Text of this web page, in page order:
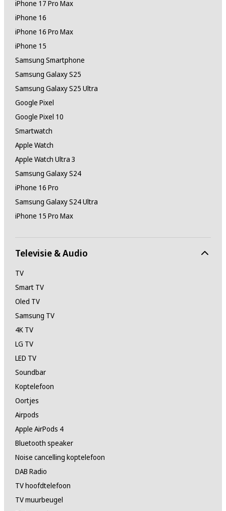
iPhone 17 Pro Max
iPhone 16
iPhone 16 Pro Max
iPhone 15
Samsung Smartphone
Samsung Galaxy S25
Samsung Galaxy S25 Ultra
Google Pixel
Google Pixel 10
Smartwatch
Apple Watch
Apple Watch Ultra 3
Samsung Galaxy S24
iPhone 16 Pro
Samsung Galaxy S24 Ultra
iPhone 15 Pro Max
Televisie & Audio
TV
Smart TV
Oled TV
Samsung TV
4K TV
LG TV
LED TV
Soundbar
Koptelefoon
Oortjes
Airpods
Apple AirPods 4
Bluetooth speaker
Noise cancelling koptelefoon
DAB Radio
TV hoofdtelefoon
TV muurbeugel